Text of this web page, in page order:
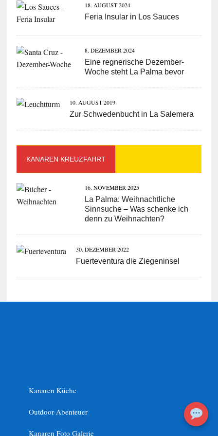
18. AUGUST 2024
Feria Insular in Los Sauces
8. DEZEMBER 2024
Eine regnerische Dezember-
Woche steht La Palma bevor
10. AUGUST 2019
Zur Schwedenbucht in La Salemera
KANAREN KREUZFAHRT
16. NOVEMBER 2025
La Palma: Weihnachtliche
Sinnsuche – Was schenke ich
denn zu Weihnachten?
30. DEZEMBER 2022
Fuerteventura die Ziegeninsel
Kanaren Küche
Outdoor-Abenteuer
Kanaren Foto Galerie